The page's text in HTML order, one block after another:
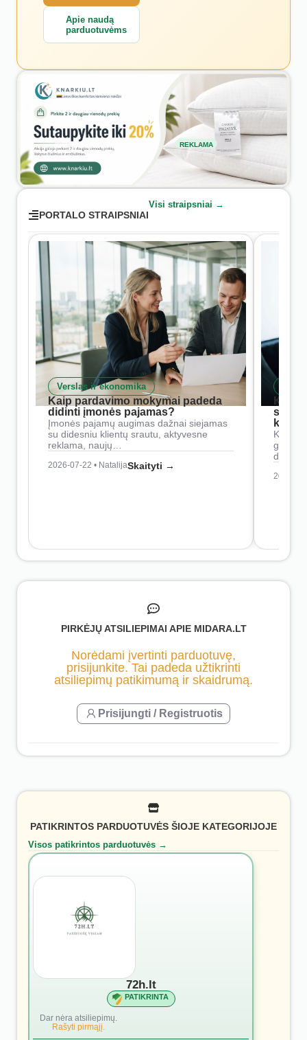
Apie naudą
parduotuvėms
REKLAMA
PORTALO STRAIPSNIAI
Visi straipsniai →
Verslas ir ekonomika
Kaip pardavimo mokymai padeda
didinti įmonės pajamas?
Įmonės pajamų augimas dažnai siejamas
su didesniu klientų srautu, aktyvesne
reklama, naujų…
2026-07-22 • NatalijaSkaityti →
Kaip
2026-
PIRKĖJŲ ATSILIEPIMAI APIE MIDARA.LT
Norėdami įvertinti parduotuvę,
prisijunkite. Tai padeda užtikrinti
atsiliepimų patikimumą ir skaidrumą.
Prisijungti / Registruotis
PATIKRINTOS PARDUOTUVĖS ŠIOJE KATEGORIJOJE
Visos patikrintos parduotuvės →
72h.lt
PATIKRINTA
Dar nėra atsiliepimų.
Rašyti pirmąjį.